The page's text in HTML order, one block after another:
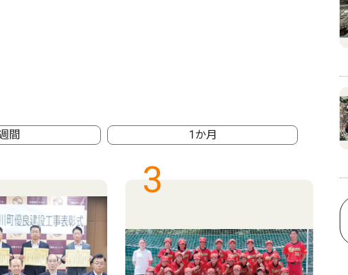
間 1か月
3